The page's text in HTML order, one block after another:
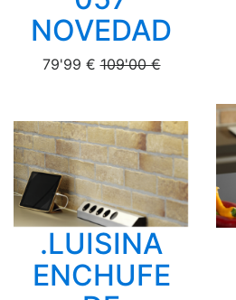
NOVEDAD
79'99 €109'00 €
.LUISINA
ENCHUFE